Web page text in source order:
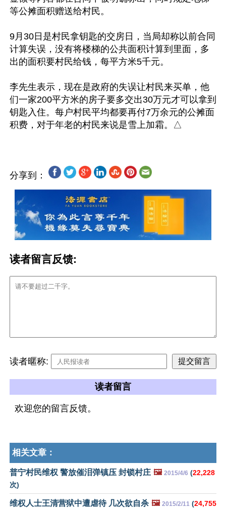
等公摊面积赠送给村民。
9月30日是村民拿钥匙的交房日，当局却称以前合同
计算失误，没有将楼梯的公共面积计算到里面，多
出的面积要村民给钱，每平方米5千元。
李先生表示，现在是政府的失误让村民来买单，他
们一家200平方米的房子要多交出30万元才可以拿到
钥匙入住。每户村民平均都要再付7万余元的公摊面
分享到：
读者留言反馈:
读者暱称:
读者留言
欢迎您的留言反馈。
相关文章：
普宁村民维权 警放催泪弹镇压 封锁村庄 🖼️ 2015/4/6 (22,228
次)
维权人士王清营狱中遭虐待 几次欲自杀 🖼️ 2015/2/11 (24,755